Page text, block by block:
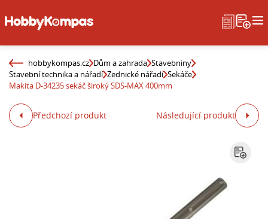
hobbykompas.cz Dům a zahrada Stavebniny
Stavební technika a nářadí Zednické nářadí Sekáče
Makita D-34235 sekáč široký SDS-MAX 400mm
Předchozí produkt Následující produkt